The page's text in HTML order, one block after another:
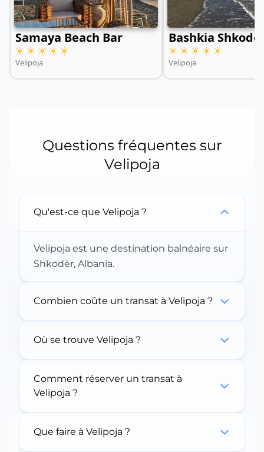
Samaya Beach Bar
Velipoja
Bashkia
Velipoja
Questions fréquentes sur
Velipoja
Qu'est-ce que Velipoja ?
Velipoja est une destination balnéaire sur
Shkodër, Albania.
Combien coûte un transat à Velipoja ?
Où se trouve Velipoja ?
Comment réserver un transat à
Velipoja ?
Que faire à Velipoja ?